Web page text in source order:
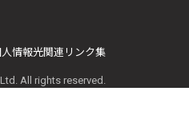
情報光関連リンク集
All rights reserved.